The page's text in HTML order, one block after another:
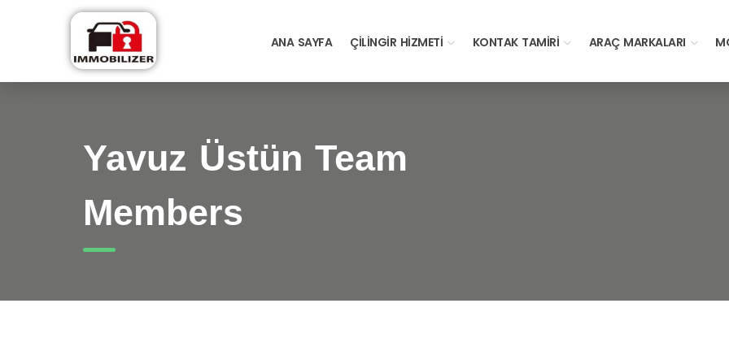
ANA SAYFA ÇILINGIR HIZMETI KONTAK TAMIRI ARAÇ MARKALARI
Yavuz Üstün Team
Members